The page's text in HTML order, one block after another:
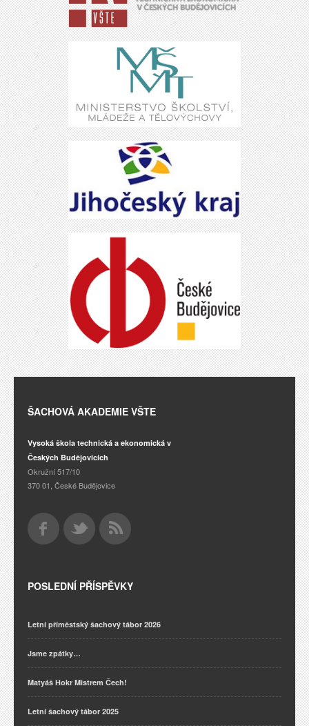
ŠACHOVÁ AKADEMIE VŠTE
Vysoká škola technická a ekonomická v
Českých Budějovicích
Okružní 517/10
370 01, České Budějovice
POSLEDNÍ PŘÍSPĚVKY
Letní příměstský šachový tábor 2026
Jsme zpátky…
Matyáš Hokr Mistrem Čech!
Letní šachový tábor 2025